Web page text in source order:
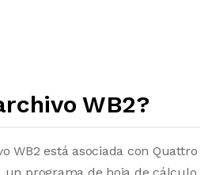
WB2?
WB2 está asociada con Quattro